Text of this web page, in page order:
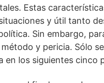
Estas
y útil tanto
Sin embargo,
y pericia. Sólo
en los siguientes cinco